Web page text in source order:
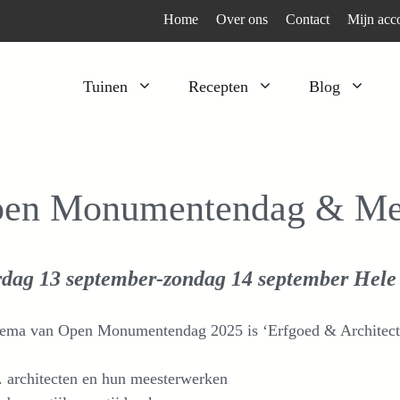
Home Over ons Contact Mijn
Tuinen Recepten Blog
Kruiden
Verfplanten
Peulgroenten
Vruchtgewassen
Monumentendag &
13 september-zondag 14 september
van Open Monumentendag 2025 is ‘Erfgoed &
architecten en hun meesterwerken